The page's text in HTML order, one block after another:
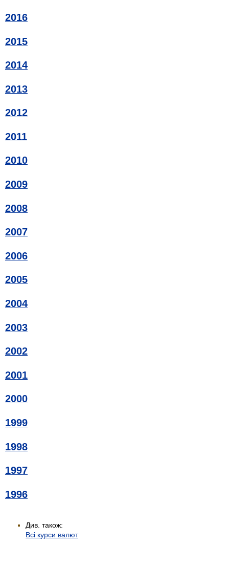
2016
2015
2014
2013
2012
2011
2010
2009
2008
2007
2006
2005
2004
2003
2002
2001
2000
1999
1998
1997
1996
Див. також:
Всі курси валют